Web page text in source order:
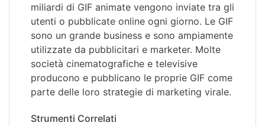
miliardi di GIF animate vengono inviate tra gli
utenti o pubblicate online ogni giorno. Le GIF
sono un grande business e sono ampiamente
utilizzate da pubblicitari e marketer. Molte
società cinematografiche e televisive
producono e pubblicano le proprie GIF come
parte delle loro strategie di marketing virale.
Strumenti Correlati